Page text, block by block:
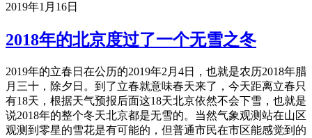
2019年1月16日
2018年的北京度过了一个无雪之冬
2019年的立春日在公历的2019年2月4日，也就是农历2018年腊
月三十，除夕日。到了立春就意味春天来了，今天距离立春只
有18天，根据天气预报后面这18天北京依然不会下雪，也就是
说2018年的整个冬天北京都是无雪的。当然气象观测站在山区
观测到零星的雪花是有可能的，但普通市民在市区能感觉到的